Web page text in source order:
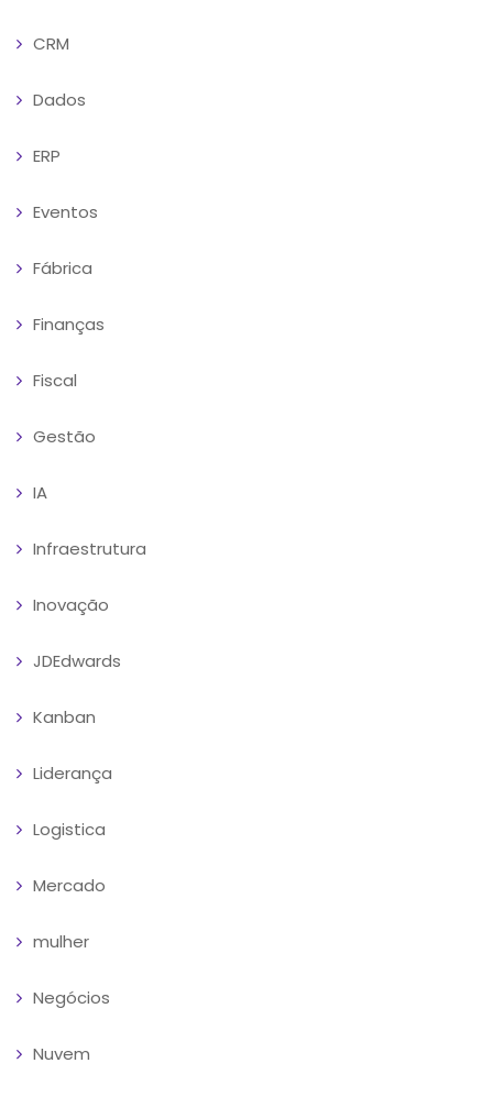
CRM
Dados
ERP
Eventos
Fábrica
Finanças
Fiscal
Gestão
IA
Infraestrutura
Inovação
JDEdwards
Kanban
Liderança
Logistica
Mercado
mulher
Negócios
Nuvem